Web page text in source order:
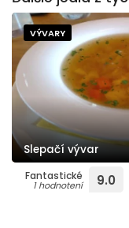
VÝVARY
Slepačí vývar
Fantastické
1 hodnotení 9.0